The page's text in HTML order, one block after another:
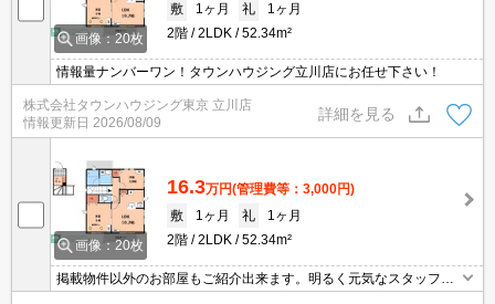
画像：20枚
敷
1ヶ月 礼
1ヶ月
2階
2LDK 52.34m²
情報量ナンバーワン！タウンハウジング立川店にお任せ下さい！
株式会社タウンハウジング東京 立川店
情報更新日 2026/08/09
詳細を見る
画像：20枚
16.3万円(管理費等：3,000円)
敷
1ヶ月 礼
1ヶ月
2階
2LDK 52.34m²
掲載物件以外のお部屋もご紹介出来ます。明るく元気なスタッフが
丁寧にご対応させていただきます。オンラインで見学・接客可能で